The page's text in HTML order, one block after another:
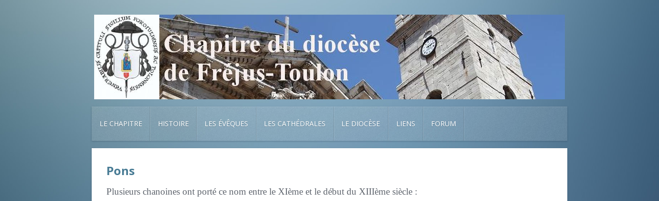
LE CHAPITRE HISTOIRE LES ÉVÊQUES LES CATHÉDRALES LE DIOCÈSE LIENS FORUM
Pons
Plusieurs chanoines ont porté ce nom entre le XIème et le début du XIIIème siècle :